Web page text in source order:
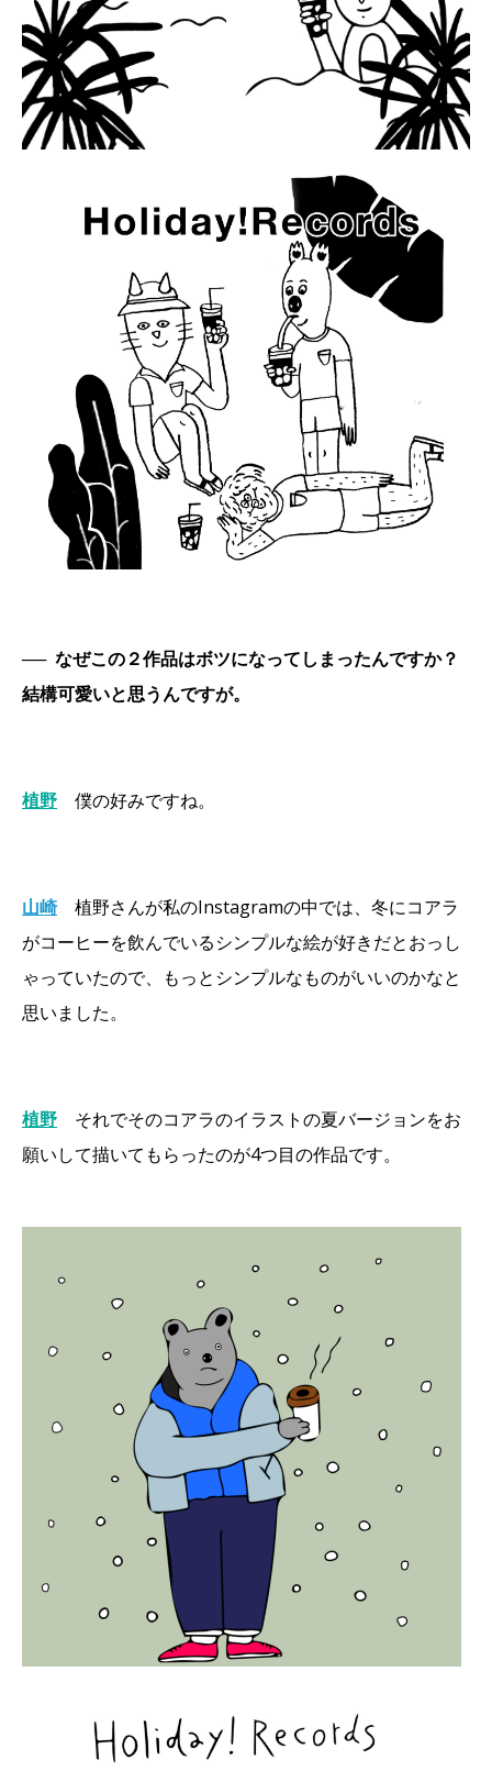
── なぜこの２作品はボツになってしまったんですか？
結構可愛いと思うんですが。
植野 僕の好みですね。
山崎
植野さんが私のInstagramの中では、冬にコアラ
がコーヒーを飲んでいるシンプルな絵が好きだとおっし
ゃっていたので、もっとシンプルなものがいいのかなと
思いました。
植野
それでそのコアラのイラストの夏バージョンをお
願いして描いてもらったのが4つ目の作品です。